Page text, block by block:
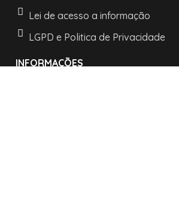
Lei de acesso a informação
LGPD e Politica de Privacidade
INFORMAÇÕES